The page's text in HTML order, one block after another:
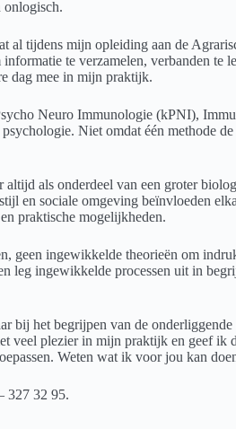
onlogisch.
al tijdens mijn opleiding aan de
te verzamelen, verbanden te
dag mee in mijn praktijk.
Neuro Immunologie (kPNI),
Niet omdat één methode
als onderdeel van een groter
en sociale omgeving beïnvloeden
praktische mogelijkheden.
geen ingewikkelde theorieën om
leg ingewikkelde processen uit in
bij het begrijpen van de onderliggende
veel plezier in mijn praktijk en geef ik
Weten wat ik voor jou kan
327 32 95.